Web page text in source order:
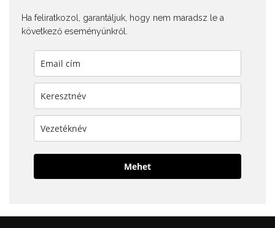
Ha feliratkozol, garantáljuk, hogy nem maradsz le a
következő eseményünkről.
Mehet